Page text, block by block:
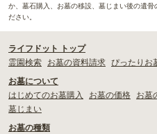
か、墓石購入、お墓の移設、墓じまい後の遺
ださい。
ライフドット トップ
霊園検索
お墓の資料請求 ぴったりお
お墓について
はじめてのお墓購入
お墓の価格 お墓
墓じまい
お墓の種類